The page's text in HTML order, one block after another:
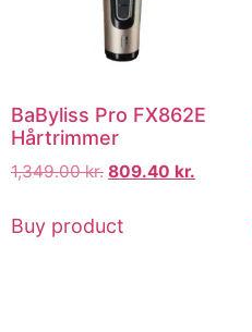
BaByliss Pro FX862E
Hårtrimmer
1,349.00kr. 809.40 kr.
Buy product